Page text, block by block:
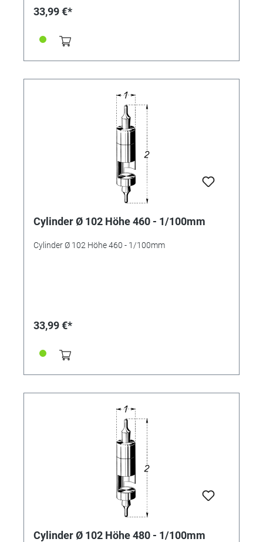
33,99 €*
Cylinder Ø 102 Höhe 460 - 1/100mm
Cylinder Ø 102 Höhe 460 - 1/100mm
33,99 €*
Cylinder Ø 102 Höhe 480 - 1/100mm